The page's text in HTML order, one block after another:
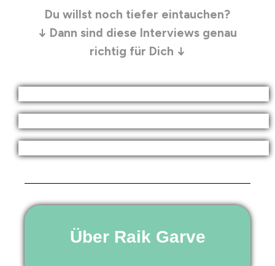
Du willst noch tiefer eintauchen?
↓ Dann sind diese Interviews genau
richtig für Dich ↓
Über Raik Garve